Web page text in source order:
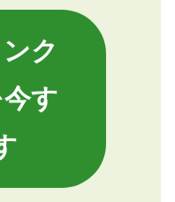
ク
す